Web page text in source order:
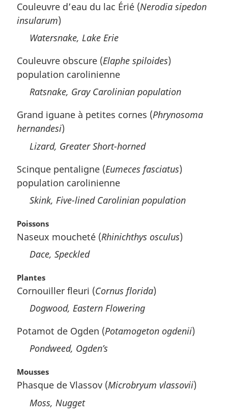
Couleuvre d’eau du lac Érié (Nerodia sipedon
insularum)
Watersnake, Lake Erie
Couleuvre obscure (Elaphe spiloides)
population carolinienne
Ratsnake, Gray Carolinian population
Grand iguane à petites cornes (Phrynosoma
hernandesi)
Lizard, Greater Short-horned
Scinque pentaligne (Eumeces fasciatus)
population carolinienne
Skink, Five-lined Carolinian population
Poissons
Naseux moucheté (Rhinichthys osculus)
Dace, Speckled
Plantes
Cornouiller fleuri (Cornus florida)
Dogwood, Eastern Flowering
Potamot de Ogden (Potamogeton ogdenii)
Pondweed, Ogden’s
Mousses
Phasque de Vlassov (Microbryum vlassovii)
Moss, Nugget